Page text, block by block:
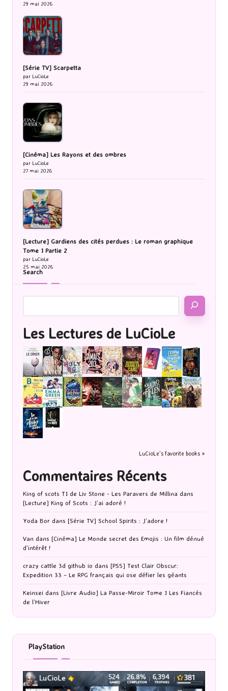
29 mai 2026
[Série TV] Scarpetta
par LuCioLe
29 mai 2026
[Cinéma] Les Rayons et des ombres
par LuCioLe
27 mai 2026
[Lecture] Gardiens des cités perdues : Le roman graphique
Tome 1 Partie 2
par LuCioLe
25 mai 2026
Search
Les Lectures de LuCioLe
LuCioLe's favorite books »
Commentaires Récents
King of scots T1 de Liv Stone - Les Paravers de Millina dans
[Lecture] King of Scots : J’ai adoré !
Yoda Bor dans [Série TV] School Spirits : J’adore !
Van dans [Cinéma] Le Monde secret des Emojis : Un film dénué
d’intérêt !
crazy cattle 3d github io dans [PS5] Test Clair Obscur:
Expedition 33 – Le RPG français qui ose défier les géants
Keinsei dans [Livre Audio] La Passe-Miroir Tome 1 Les Fiancés
de l’Hiver
PlayStation